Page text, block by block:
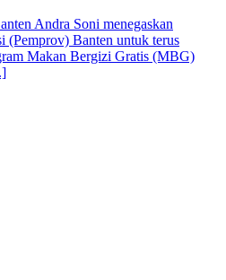
Andra Soni menegaskan
(Pemprov) Banten untuk terus
Makan Bergizi Gratis (MBG)